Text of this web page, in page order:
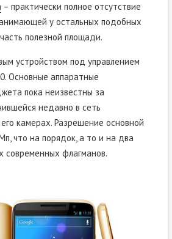
– практически полное отсутствие
у остальных подобных
полезной площади.
устройством под управлением
Основные аппаратные
пока неизвестны за
недавно в сеть
камерах. Разрешение основной
что на порядок, а то и на два
современных флагманов.